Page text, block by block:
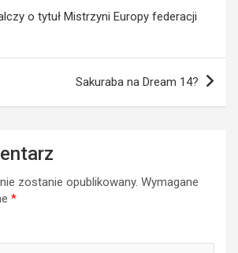
o tytuł Mistrzyni Europy federacji
Sakuraba na Dream 14?
zostanie opublikowany. Wymagane
*